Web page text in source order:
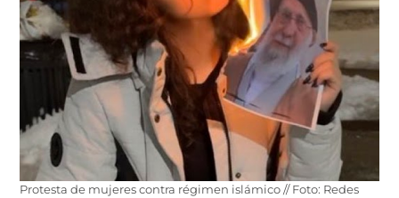
Protesta de mujeres contra régimen islámico // Foto: Redes